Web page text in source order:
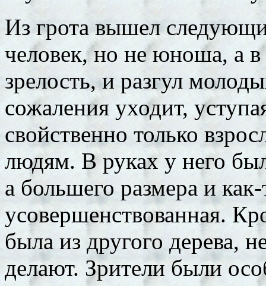
Из грота вышел
человек, но не юноша, а в
зрелость, и разгул
сожаления уходит,
свойственно только
людям. В руках у него
а большего размера и
усовершенствованная.
была из другого дерева,
делают. Зрители были